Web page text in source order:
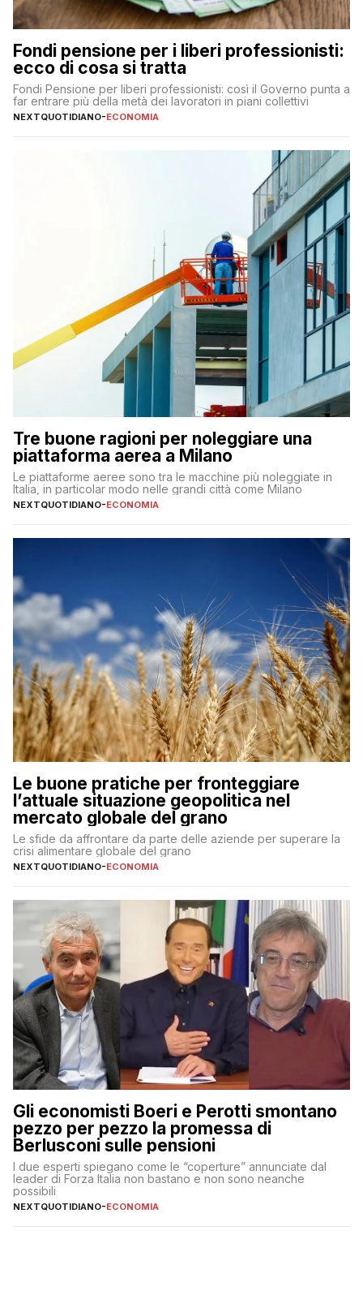
Fondi pensione per i liberi professionisti:
ecco di cosa si tratta
Fondi Pensione per liberi professionisti: così il Governo punta a
far entrare più della metà dei lavoratori in piani collettivi
NEXTQUOTIDIANO-ECONOMIA
Tre buone ragioni per noleggiare una
piattaforma aerea a Milano
Le piattaforme aeree sono tra le macchine più noleggiate in
Italia, in particolar modo nelle grandi città come Milano
NEXTQUOTIDIANO-ECONOMIA
Le buone pratiche per fronteggiare
l’attuale situazione geopolitica nel
mercato globale del grano
Le sfide da affrontare da parte delle aziende per superare la
crisi alimentare globale del grano
NEXTQUOTIDIANO-ECONOMIA
Gli economisti Boeri e Perotti smontano
pezzo per pezzo la promessa di
Berlusconi sulle pensioni
I due esperti spiegano come le “coperture” annunciate dal
leader di Forza Italia non bastano e non sono neanche
possibili
NEXTQUOTIDIANO-ECONOMIA